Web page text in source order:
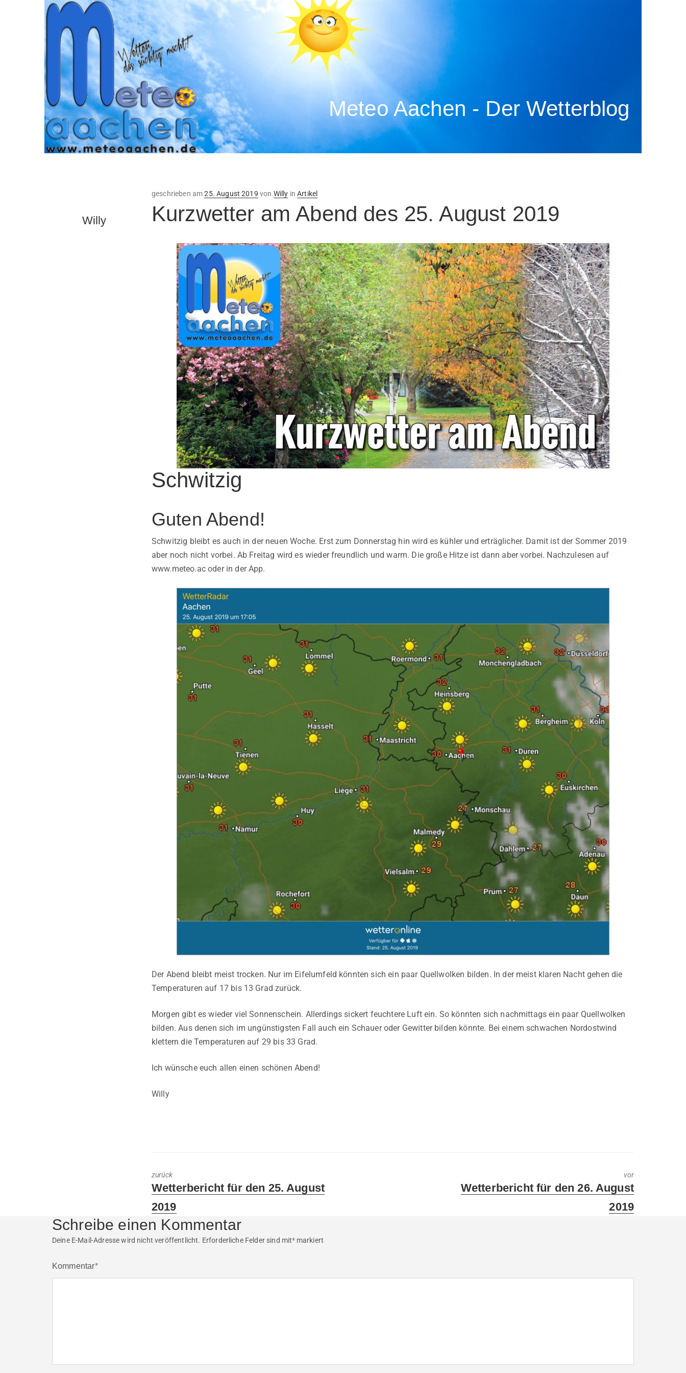
Meteo Aachen - Der Wetterblog
Willy
geschrieben amVeröffentlicht
25. August 2019 von Willy inArtikel
Kurzwetter am Abend des 25. August 2019
Schwitzig
Guten Abend!
Schwitzig bleibt es auch in der neuen Woche. Erst zum Donnerstag hin wird es kühler und erträglicher. Damit ist der Sommer 2019
aber noch nicht vorbei. Ab Freitag wird es wieder freundlich und warm. Die große Hitze ist dann aber vorbei. Nachzulesen auf
www.meteo.ac oder in der App.
Der Abend bleibt meist trocken. Nur im Eifelumfeld könnten sich ein paar Quellwolken bilden. In der meist klaren Nacht gehen die
Temperaturen auf 17 bis 13 Grad zurück.
Morgen gibt es wieder viel Sonnenschein. Allerdings sickert feuchtere Luft ein. So könnten sich nachmittags ein paar Quellwolken
bilden. Aus denen sich im ungünstigsten Fall auch ein Schauer oder Gewitter bilden könnte. Bei einem schwachen Nordostwind
klettern die Temperaturen auf 29 bis 33 Grad.
Ich wünsche euch allen einen schönen Abend!
Willy
zurück
Previous
Wetterbericht für den 25. August
2019
vor
Next
Wetterbericht für den 26. August
2019
Schreibe einen Kommentar
Deine E-Mail-Adresse wird nicht veröffentlicht. Erforderliche Felder sind mit*markiert
Kommentar*